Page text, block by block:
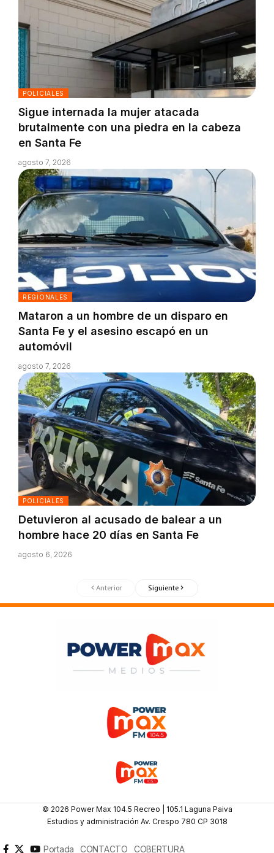
POLICIALES
Sigue internada la mujer atacada
brutalmente con una piedra en la cabeza
en Santa Fe
agosto 7, 2026
REGIONALES
Mataron a un hombre de un disparo en
Santa Fe y el asesino escapó en un
automóvil
agosto 7, 2026
POLICIALES
Detuvieron al acusado de balear a un
hombre hace 20 días en Santa Fe
agosto 6, 2026
Anterior Siguiente
© 2026 Power Max 104.5 Recreo | 105.1 Laguna Paiva
Estudios y administración Av. Crespo 780 CP 3018
Portada CONTACTO COBERTURA